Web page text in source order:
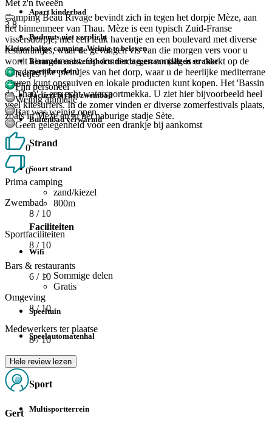
Camping Beau Rivage bevindt zich in tegen het dorpje Mèze, aan
het binnenmeer van Thau. Mèze is een typisch Zuid-Franse
vissersdorpje, met een leuk haventje en een boulevard met diverse
restaurantjes, waar de gevangen vis van die morgen vers voor u
wordt klaargemaakt. Op donderdag en zondag is er markt op de
schaduwrijke pleintjes van het dorp, waar u de heerlijke mediterrane
geuren kunt opsnuiven en lokale producten kunt kopen. Het 'Bassin
de Thau' is een echt watersportmekka. U ziet hier bijvoorbeeld heel
veel kitesurfers. In de zomer vinden er diverse zomerfestivals plaats,
zoals in Mèze en in het naburige stadje Sète.
Apart kinderbad
Badmuts niet verplicht
Bermuda en zwemshorts niet toegestaan (alleen strakke
zwembroeken)
Jacuzzi bij het zwembad
Buitenbad verwarmd
Strand
Soort strand
zand/kiezel
800m
Faciliteiten
Wifi
Sommige delen
Gratis
Speeltuin
Speelautomatenhal
Tafelvoetbal
Sport
Multisportterrein
Met z'n tweeën
3.8
Kleinschalige camping. Weinig te beleven
Netjes
Fijn personeel
Weinig animatie
Bar was weinig open
Geen gelegenheid voor een drankje bij aankomst
0
0
Prima camping
Zwembad
8 / 10
Sportfaciliteiten
8 / 10
Bars & restaurants
6 / 10
Omgeving
8/ 10
Medewerkers ter plaatse
8/ 10
Hele review lezen
Gert